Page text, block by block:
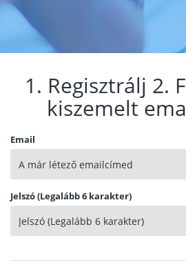
1. Regisztrálj 2.
kiszemelt
Email
Jelszó (Legalább 6 karakter)